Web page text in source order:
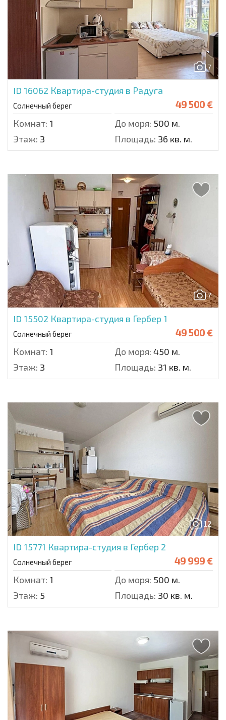
7
ID 16062 Квартира-студия в Радуга
Солнечный берег 49 500 €
Комнат: 1 До моря: 500 м.
Этаж: 3 Площадь: 36 кв. м.
7
ID 15502 Квартира-студия в Гербер 1
Солнечный берег 49 500 €
Комнат: 1 До моря: 450 м.
Этаж: 3 Площадь: 31 кв. м.
12
ID 15771 Квартира-студия в Гербер 2
Солнечный берег 49 999 €
Комнат: 1 До моря: 500 м.
Этаж: 5 Площадь: 30 кв. м.